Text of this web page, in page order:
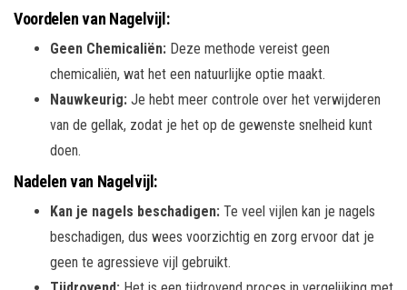
Voordelen van Nagelvijl:
Geen Chemicaliën: Deze methode vereist geen
chemicaliën, wat het een natuurlijke optie maakt.
Nauwkeurig: Je hebt meer controle over het verwijderen
van de gellak, zodat je het op de gewenste snelheid kunt
doen.
Nadelen van Nagelvijl:
Kan je nagels beschadigen: Te veel vijlen kan je nagels
beschadigen, dus wees voorzichtig en zorg ervoor dat je
geen te agressieve vijl gebruikt.